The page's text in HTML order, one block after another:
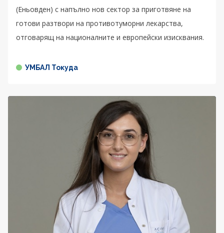
(Еньовден) с напълно нов сектор за приготвяне на
готови разтвори на противотуморни лекарства,
отговарящ на националните и европейски изисквания.
УМБАЛ Токуда